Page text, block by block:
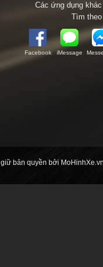
Các ứng dụng
Tìm
Facebook iMessage
bản quyền bởi